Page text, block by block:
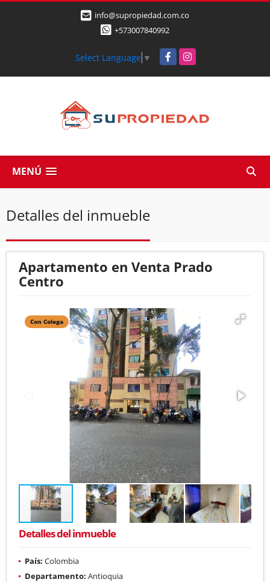
info@supropiedad.com.co
+573007840992
Select Language ▼ FacebookInstagram
MENÚ
Detalles del inmueble
Apartamento en Venta Prado
Centro
Con Colega
Detalles del inmueble
País: Colombia
Departamento: Antioquia